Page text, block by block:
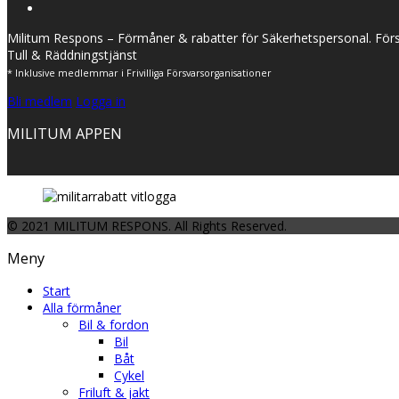
Militum Respons – Förmåner & rabatter för Säkerhetspersonal.
Tull & Räddningstjänst
* Inklusive medlemmar i Frivilliga Försvarsorganisationer
Bli medlem Logga in
MILITUM APPEN
© 2021 MILITUM RESPONS. All Rights Reserved.
Meny
Start
Alla förmåner
Bil & fordon
Bil
Båt
Cykel
Friluft & jakt